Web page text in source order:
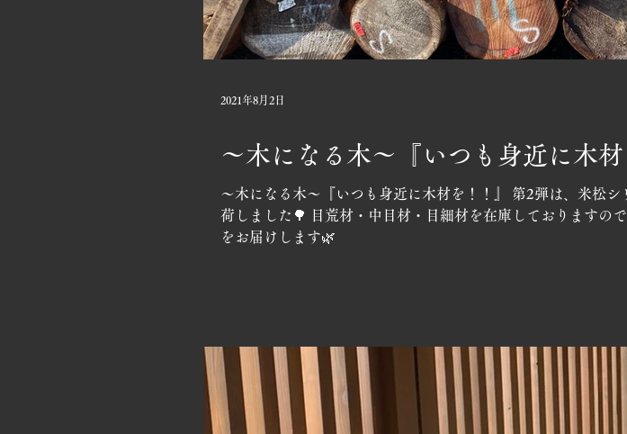
〜木になる木〜『いつも身近に木
〜木になる木〜『いつも身近に木材を！！』 第2弾は、米松
荷しました🌳 目荒材・中目材・目細材を在庫しておりますの
をお届けします🌿
2021年8月2日